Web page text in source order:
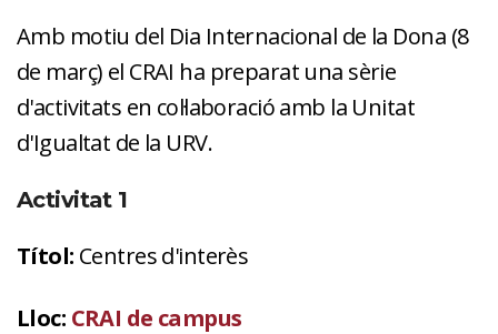
Amb motiu del Dia Internacional de la Dona (8
de març) el CRAI ha preparat una sèrie
d'activitats en col·laboració amb la Unitat
d'Igualtat de la URV.
Activitat 1
Títol: Centres d'interès
Lloc: CRAI de campus